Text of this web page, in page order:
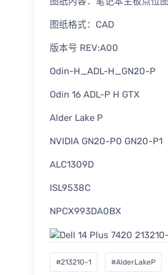
图纸格式：CAD
版本号 REV:A00
Odin-H_ADL-H_GN20-P
Odin 16 ADL-P H GTX
Alder Lake P
NVIDIA GN20-P0 GN20-P1
ALC1309D
ISL9538C
NPCX993DA0BX
#213210-1 #AlderLakeP